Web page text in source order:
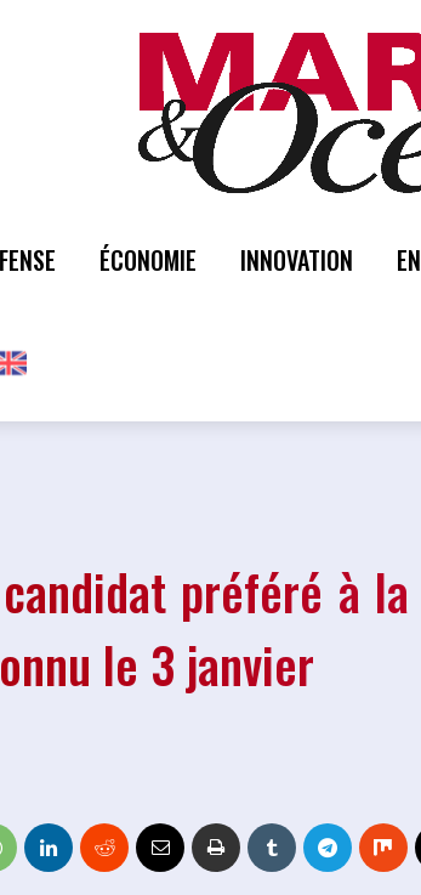
ÉCONOMIE INNOVATION
préféré à
le 3 janvier